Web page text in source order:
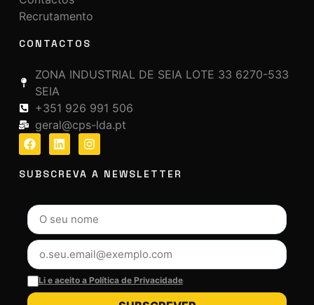
Recrutamento
CONTACTOS
ZONA INDUSTRIAL DE SEIA LOTE 33 6270-533
SEIA
+351 926 991 506
geral@cps-lda.pt
SUBSCREVA A NEWSLETTER
Li e aceito a Política de Privacidade